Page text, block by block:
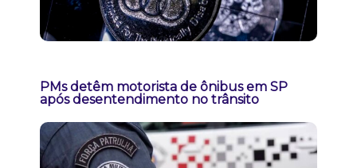
PMs detêm motorista de ônibus em SP
após desentendimento no trânsito